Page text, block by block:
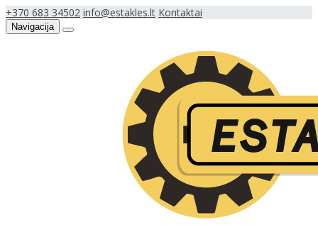
+370 683 34502 info@estakles.lt Kontaktai
Navigacija